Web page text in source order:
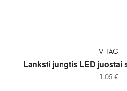
Į KREPŠELĮ
V-TAC
Lanksti jungtis LED juostai
1.05 €